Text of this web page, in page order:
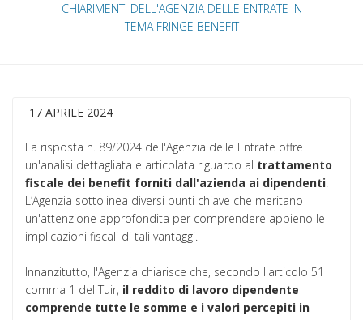
CHIARIMENTI DELL'AGENZIA DELLE ENTRATE IN
TEMA FRINGE BENEFIT
17 APRILE 2024
La risposta n. 89/2024 dell'Agenzia delle Entrate offre
un'analisi dettagliata e articolata riguardo al trattamento
fiscale dei benefit forniti dall'azienda ai dipendenti.
L’Agenzia sottolinea diversi punti chiave che meritano
un'attenzione approfondita per comprendere appieno le
implicazioni fiscali di tali vantaggi.
Innanzitutto, l'Agenzia chiarisce che, secondo l'articolo 51
comma 1 del Tuir, il reddito di lavoro dipendente
comprende tutte le somme e i valori percepiti in